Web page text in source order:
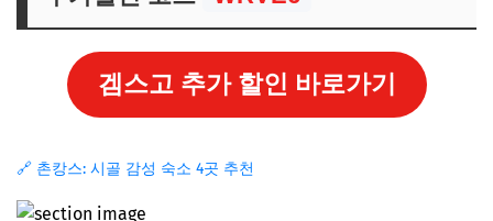
겜스고 추가 할인 바로가기
🔗 촌캉스: 시골 감성 숙소 4곳 추천